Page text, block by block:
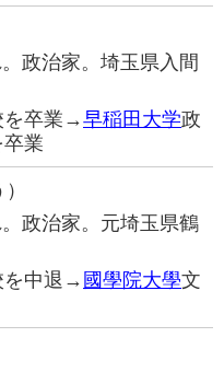
政治家。埼玉県入間
を卒業→早稲田大学政
業
政治家。元埼玉県鶴
を中退→ 國學院大學文